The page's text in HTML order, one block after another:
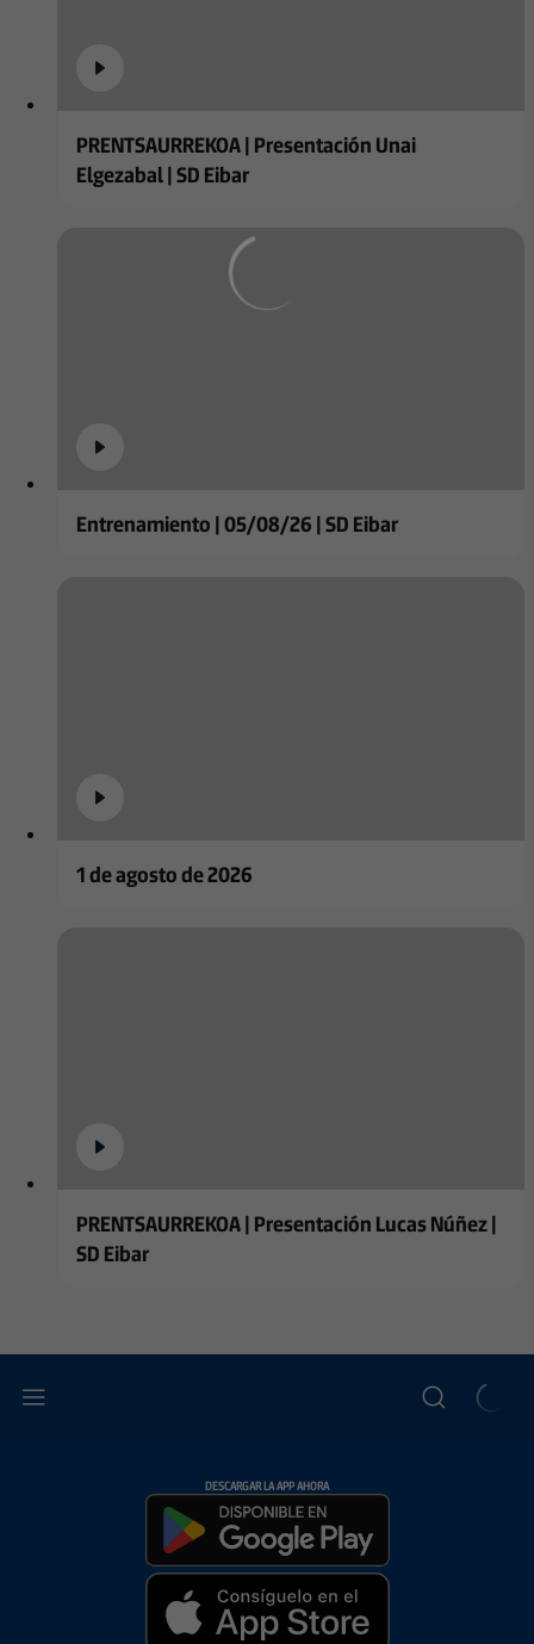
PRENTSAURREKOA | Presentación Unai
Elgezabal | SD Eibar
Entrenamiento | 05/08/26 | SD Eibar
1 de agosto de 2026
PRENTSAURREKOA | Presentación Lucas Núñez |
SD Eibar
DESCARGAR LA APP AHORA